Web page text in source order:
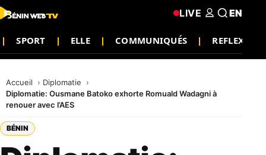
SPORT ELLE COMMUNIQUÉS REFLEXION
LIVE EN
Accueil
Diplomatie
Diplomatie: Ousmane Batoko exhorte Romuald Wadagni à
renouer avec l’AES
BÉNIN